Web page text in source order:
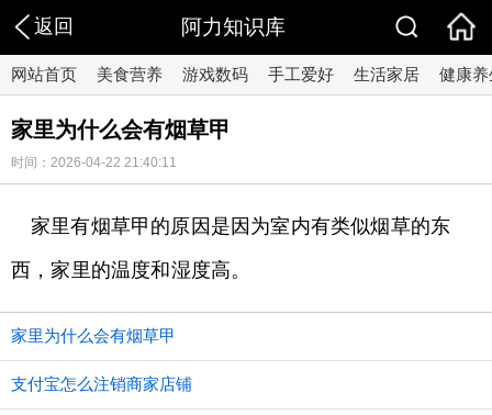
返回 阿力知识库
网站首页 美食营养 游戏数码 手工爱好 生活家居 健康养
家里为什么会有烟草甲
时间：2026-04-22 21:40:11
家里有烟草甲的原因是因为室内有类似烟草的东
西，家里的温度和湿度高。
家里为什么会有烟草甲
支付宝怎么注销商家店铺